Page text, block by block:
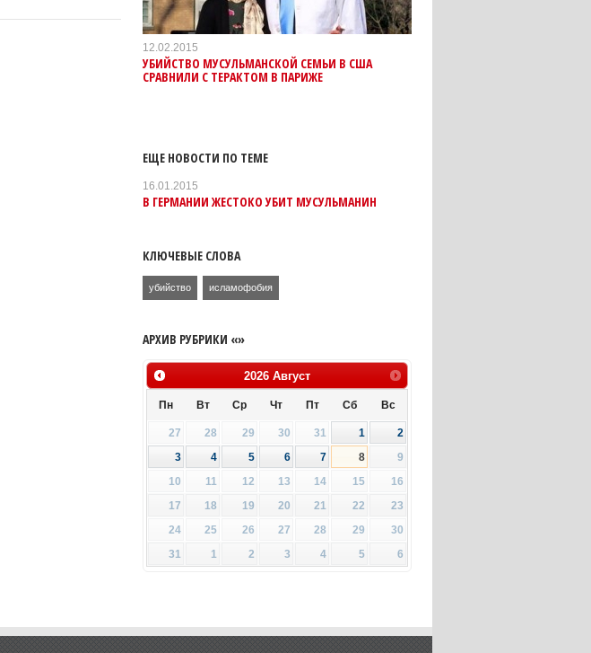
12.02.2015
УБИЙСТВО МУСУЛЬМАНСКОЙ СЕМЬИ В США
СРАВНИЛИ С ТЕРАКТОМ В ПАРИЖЕ
ЕЩЕ НОВОСТИ ПО ТЕМЕ
16.01.2015
В ГЕРМАНИИ ЖЕСТОКО УБИТ МУСУЛЬМАНИН
КЛЮЧЕВЫЕ СЛОВА
убийство исламофобия
АРХИВ РУБРИКИ «»
2026 Август
Пн Вт Ср Чт Пт Сб Вс
27 28 29 30 31 1
2
3
4 5 6 7 8
9
10
11 12 13 14 15
16
17
18 19 20 21 22
23
24
25 26 27 28 29
30
31
1 2 3 4 5 6